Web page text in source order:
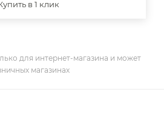
в 1 клик
для интернет-магазина и может
магазинах